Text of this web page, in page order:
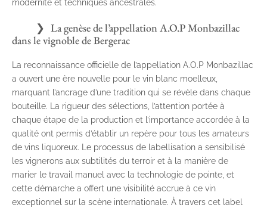
modernité et techniques ancestrales.
La genèse de l’appellation A.O.P Monbazillac
dans le vignoble de Bergerac
La reconnaissance officielle de l’appellation A.O.P Monbazillac
a ouvert une ère nouvelle pour le vin blanc moelleux,
marquant l’ancrage d’une tradition qui se révèle dans chaque
bouteille. La rigueur des sélections, l’attention portée à
chaque étape de la production et l’importance accordée à la
qualité ont permis d’établir un repère pour tous les amateurs
de vins liquoreux. Le processus de labellisation a sensibilisé
les vignerons aux subtilités du terroir et à la manière de
marier le travail manuel avec la technologie de pointe, et
cette démarche a offert une visibilité accrue à ce vin
exceptionnel sur la scène internationale. À travers cet label